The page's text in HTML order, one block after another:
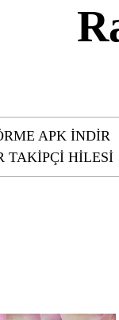
APK İNDIR
TAKIPÇI HILESI